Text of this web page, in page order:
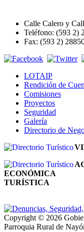
Calle Calero y
Teléfono: (593 2)
Fax: (593 2)
LOTAIP
Rendición de
Comisiones
Proyectos
Seguridad
Galería
Directorio de
ECONÓMICA
TURÍSTICA
Copyright © 2026
Parroquia Rural de